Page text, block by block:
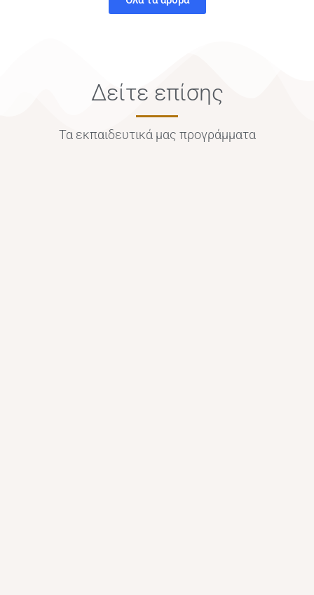
Δείτε επίσης
Τα εκπαιδευτικά μας προγράμματα